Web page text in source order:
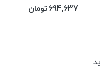
694,637تومان